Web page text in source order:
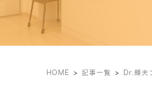
HOME 記事一覧 Dr.輝夫